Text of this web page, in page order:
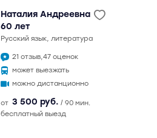
Наталия Андреевна
60 лет
русский язык, литература
21 отзыв,47 оценок
может выезжать
можно дистанционно
от 3 500 руб. / 90 мин.
бесплатный выезд